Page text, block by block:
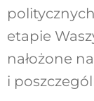
etapie
nałożone
i